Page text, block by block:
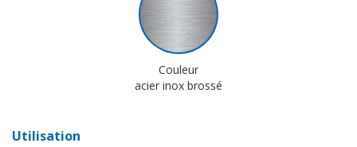
Couleur
acier inox brossé
Utilisation